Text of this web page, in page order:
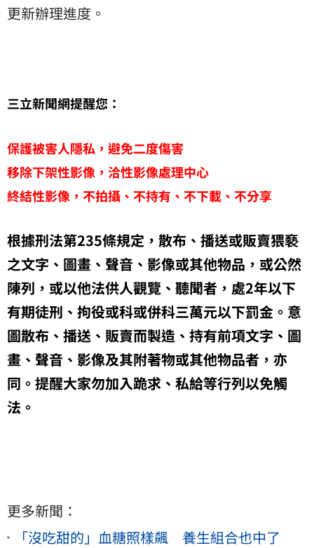
更新辦理進度。
三立新聞網提醒您：
保護被害人隱私，避免二度傷害
移除下架性影像，洽性影像處理中心
終結性影像，不拍攝、不持有、不下載、不分享
根據刑法第235條規定，散布、播送或販賣猥褻
之文字、圖畫、聲音、影像或其他物品，或公然
陳列，或以他法供人觀覽、聽聞者，處2年以下
有期徒刑、拘役或科或併科三萬元以下罰金。意
圖散布、播送、販賣而製造、持有前項文字、圖
畫、聲音、影像及其附著物或其他物品者，亦
同。提醒大家勿加入跪求、私給等行列以免觸
法。
更多新聞：
「沒吃甜的」血糖照樣飆 養生組合也中了